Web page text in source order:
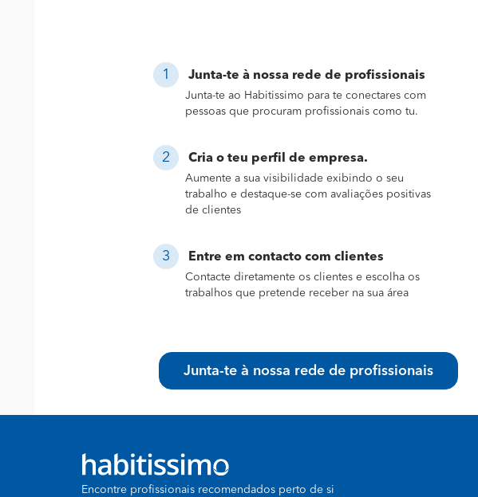
Junta-te à nossa rede de profissionais
Junta-te ao Habitissimo para te conectares com
pessoas que procuram profissionais como tu.
Cria o teu perfil de empresa.
Aumente a sua visibilidade exibindo o seu
trabalho e destaque-se com avaliações positivas
de clientes
Entre em contacto com clientes
Contacte diretamente os clientes e escolha os
trabalhos que pretende receber na sua área
Junta-te à nossa rede de profissionais
Encontre profissionais recomendados perto de si